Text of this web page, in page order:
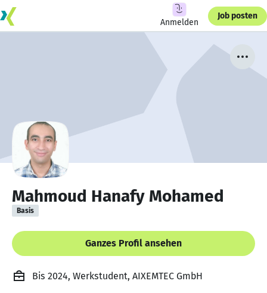
Anmelden
Job posten
Mahmoud Hanafy Mohamed
Basis
Ganzes Profil ansehen
Bis 2024, Werkstudent, AIXEMTEC GmbH